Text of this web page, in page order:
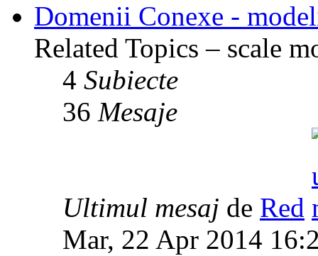
Domenii Conexe -
Related Topics – scale
4 Subiecte
36 Mesaje
Ultimul mesaj de Red
Mar, 22 Apr 2014